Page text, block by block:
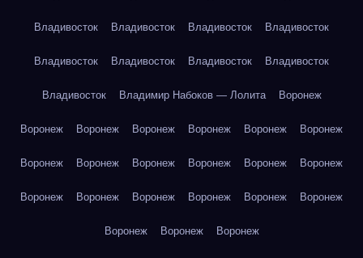
Владивосток Владивосток Владивосток Владивосток
Владивосток Владивосток Владивосток Владивосток
Владивосток Владимир Набоков — Лолита Воронеж
Воронеж Воронеж Воронеж Воронеж Воронеж Воронеж
Воронеж Воронеж Воронеж Воронеж Воронеж Воронеж
Воронеж Воронеж Воронеж Воронеж Воронеж Воронеж
Воронеж Воронеж Воронеж